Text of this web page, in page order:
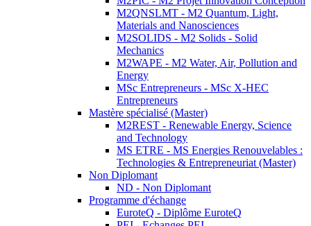
M2QNSLMT - M2 Quantum, Light,
Materials and Nanosciences
M2SOLIDS - M2 Solids - Solid
Mechanics
M2WAPE - M2 Water, Air, Pollution and
Energy
MSc Entrepreneurs - MSc X-HEC
Entrepreneurs
Mastère spécialisé (Master)
M2REST - Renewable Energy, Science
and Technology
MS ETRE - MS Energies Renouvelables :
Technologies & Entrepreneuriat (Master)
Non Diplomant
ND - Non Diplomant
Programme d'échange
EuroteQ - Diplôme EuroteQ